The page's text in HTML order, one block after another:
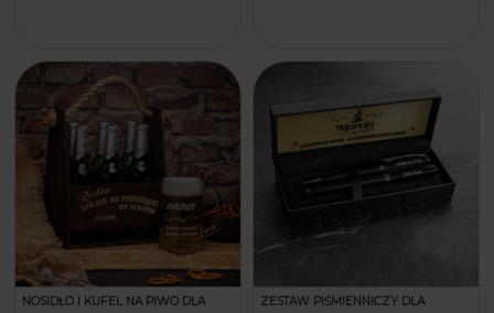
NOSIDŁO I KUFEL NA PIWO DLA
ZESTAW PIŚMIENNICZY DLA